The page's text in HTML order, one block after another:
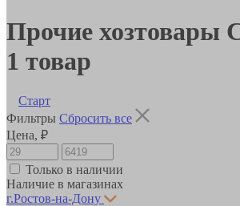
Прочие хозтовары
1 товар
Старт
Фильтры Сбросить все
Цена, ₽
Только в наличии
Наличие в магазинах
г.Ростов-на-Дону